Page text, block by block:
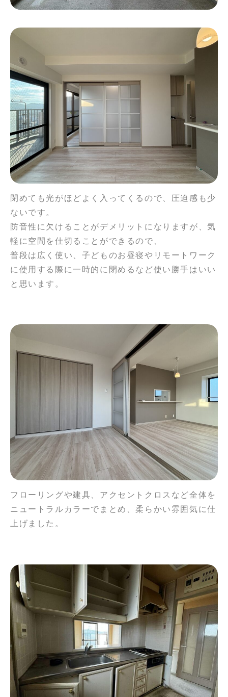
閉めても光がほどよく入ってくるので、圧迫感も少
ないです。
防音性に欠けることがデメリットになりますが、気
軽に空間を仕切ることができるので、
普段は広く使い、子どものお昼寝やリモートワーク
に使用する際に一時的に閉めるなど使い勝手はいい
と思います。
フローリングや建具、アクセントクロスなど全体を
ニュートラルカラーでまとめ、柔らかい雰囲気に仕
上げました。